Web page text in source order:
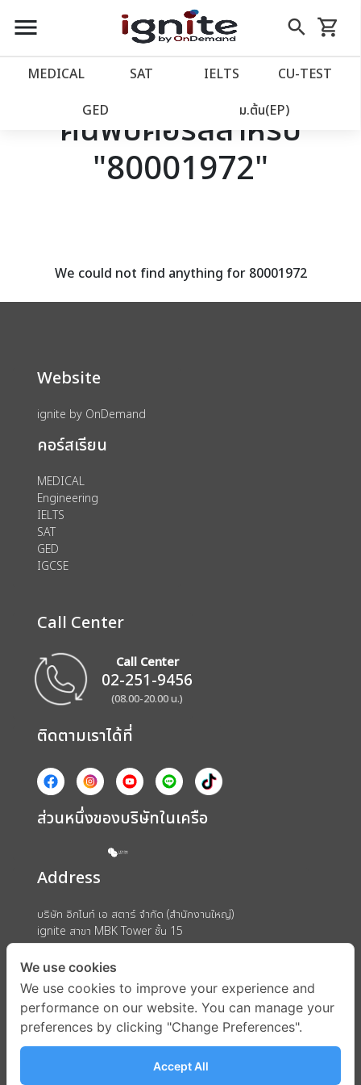
close
account_balance หน้าแรก
เว็บไซต์อิกไนท์
โปรโมชั่น
assignment ลงทะเบียน
menu search
Skip
to
shopping_cart
รถเข็น
MEDICAL SAT IELTS CU‑TEST
GED ม.ต้น(EP)
ค้นพบคอร์สสำหรับ
"80001972"
We could not find anything for 80001972
Website
ignite by OnDemand
คอร์สเรียน
MEDICAL
Engineering
IELTS
SAT
GED
IGCSE
Call Center
Call Center
02-251-9456
(08.00-20.00 น.)
ติดตามเราได้ที่
ส่วนหนึ่งของบริษัทในเครือ
Address
บริษัท อิกไนท์ เอ สตาร์ จำกัด (สำนักงานใหญ่)
ignite สาขา MBK Tower ชั้น 15
ถนนพญาไท แขวงวังใหม่ เขตปทุมวัน กรุงเทพมหานคร 10330
We use cookies
We use cookies to improve your experience and
performance on our website. You can manage your
preferences by clicking "Change Preferences".
Accept All